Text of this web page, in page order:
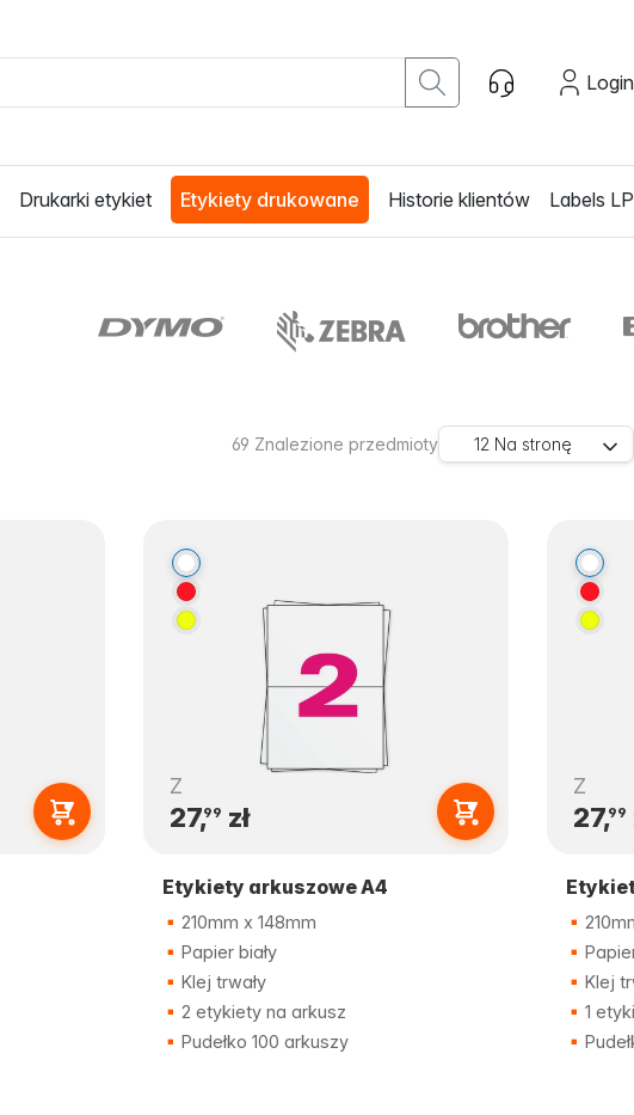
Login
Drukarki etykiet Etykiety drukowane Historie klientów Labels
69 Znalezione przedmioty 12 Na stronę
Z
27,99 zł
Etykiety arkuszowe A4
210mm x 148mm
Papier biały
Klej trwały
2 etykiety na arkusz
Pudełko 100 arkuszy
Z
27,99
Klej
1